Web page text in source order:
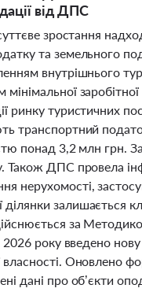
від ДПС
зростання
та земельного
внутрішнього
ринку туристичних
транспортний
понад 3,2 млн грн.
ДПС провела
нерухомості,
залишається
за
2026 року введено
власності.
дані про об’єкти